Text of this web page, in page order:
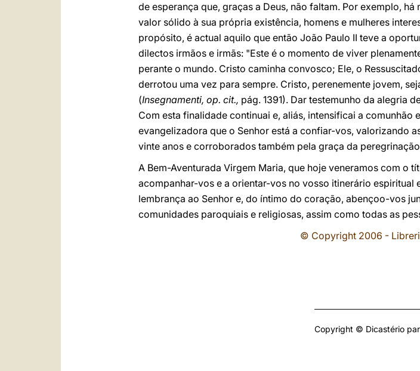
de esperança que, graças a Deus, não faltam. Por exemplo,
valor sólido à sua própria existência, homens e mulheres
propósito, é actual aquilo que então João Paulo II teve a
dilectos irmãos e irmãs: "Este é o momento de viver
perante o mundo. Cristo caminha convosco; Ele, o
derrotou uma vez para sempre. Cristo, perenemente jovem,
(Insegnamenti, op. cit., pág. 1391). Dar testemunho da alegria
Com esta finalidade continuai e, aliás, intensificai a
evangelizadora que o Senhor está a confiar-vos, valorizando
vinte anos e corroborados também pela graça da
A Bem-Aventurada Virgem Maria, que hoje veneramos com o
acompanhar-vos e a orientar-vos no vosso itinerário espiritual
lembrança ao Senhor e, do íntimo do coração, abençoo-vos
comunidades paroquiais e religiosas, assim como todas as
© Copyright 2006 -
Copyright © Dicastério